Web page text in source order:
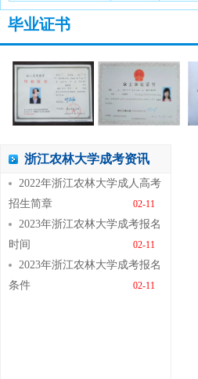
毕业证书
浙江农林大学成考资讯
2022年浙江农林大学成人高考
招生简章
02-11
2023年浙江农林大学成考报名
时间
02-11
2023年浙江农林大学成考报名
条件
02-11